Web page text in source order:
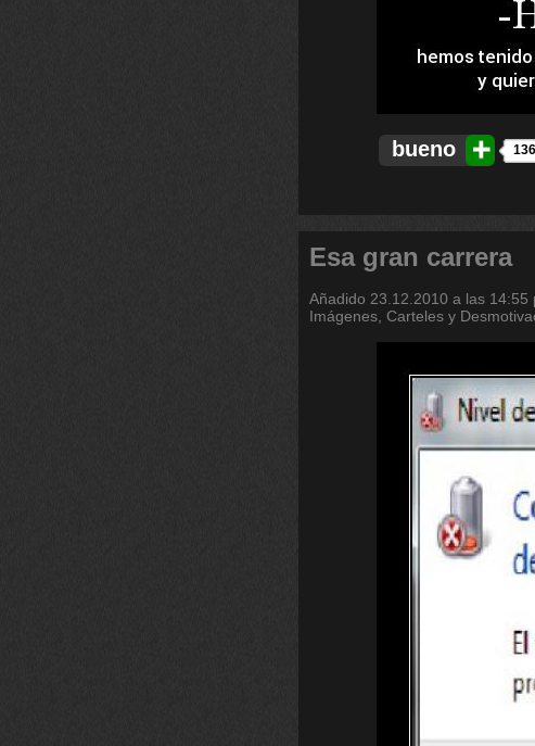
bueno
Esa gran carrera
Añadido 23.12.2010 a las 14:55
Imágenes, Carteles y